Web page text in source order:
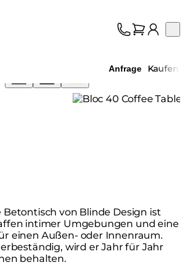
Anfrage Kaufen
von Blinde Design ist
intimer Umgebungen und eine
einen Außen- oder Innenraum.
wird er Jahr für Jahr
behalten.